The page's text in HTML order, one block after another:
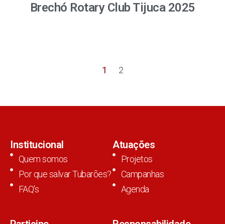
Brechó Rotary Club Tijuca 2025
1 2
Institucional
Quem somos
Por que salvar Tubarões?
FAQ's
Atuações
Projetos
Campanhas
Agenda